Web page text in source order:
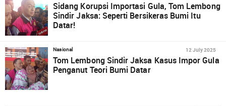
Sidang Korupsi Importasi Gula, Tom Lembong
Sindir Jaksa: Seperti Bersikeras Bumi Itu
Datar!
Nasional 12 July 2025
Tom Lembong Sindir Jaksa Kasus Impor Gula
Penganut Teori Bumi Datar